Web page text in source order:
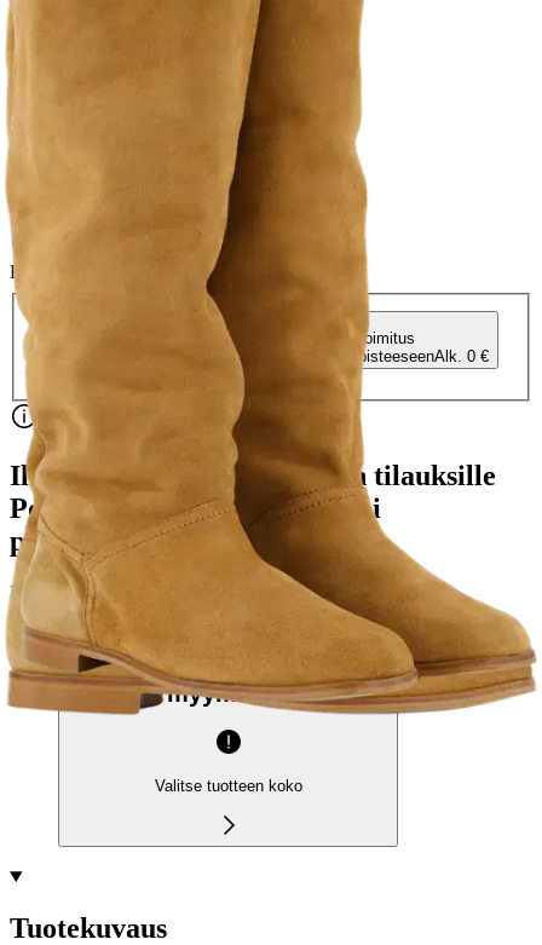
Koot ovat EUR kokoja
Toimitus
Kotiin tai noutopisteeseenAlk. 0 €
Ilmainen toimitus yli 100 €:n tilauksille
Postin pakettiautomaattiin tai
palvelupisteeseen!
Etu ei koske Suuri‑lisäpalvelulla toimitettavia tuotteita.
Tarkista myymäläsaatavuus
Valitse tuotteen koko
Tuotekuvaus